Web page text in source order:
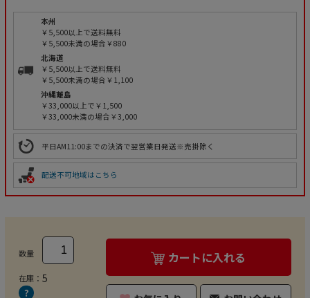
本州
￥5,500以上で送料無料
￥5,500未満の場合￥880
北海道
￥5,500以上で送料無料
￥5,500未満の場合￥1,100
沖縄離島
￥33,000以上で￥1,500
￥33,000未満の場合￥3,000
平日AM11:00までの決済で翌営業日発送※売掛除く
配送不可地域はこちら
数量
在庫： 5
カートに入れる